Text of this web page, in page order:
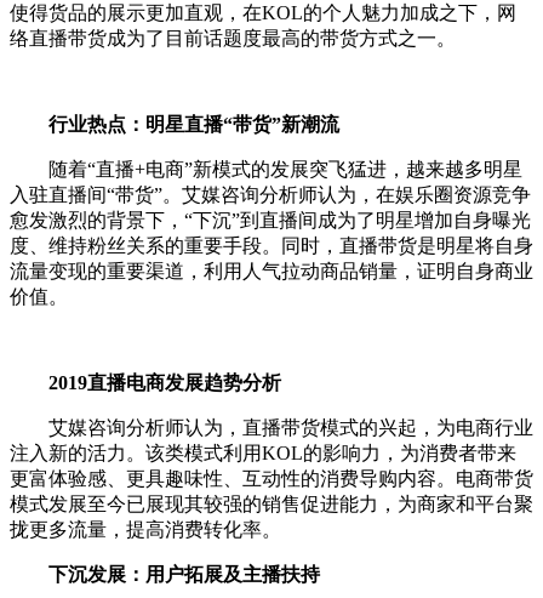
使得货品的展示更加直观，在KOL的个人魅力加成之下，网
络直播带货成为了目前话题度最高的带货方式之一。
行业热点：明星直播“带货”新潮流
随着“直播+电商”新模式的发展突飞猛进，越来越多明星
入驻直播间“带货”。艾媒咨询分析师认为，在娱乐圈资源竞争
愈发激烈的背景下，“下沉”到直播间成为了明星增加自身曝光
度、维持粉丝关系的重要手段。同时，直播带货是明星将自身
流量变现的重要渠道，利用人气拉动商品销量，证明自身商业
价值。
2019直播电商发展趋势分析
艾媒咨询分析师认为，直播带货模式的兴起，为电商行业
注入新的活力。该类模式利用KOL的影响力，为消费者带来
更富体验感、更具趣味性、互动性的消费导购内容。电商带货
模式发展至今已展现其较强的销售促进能力，为商家和平台聚
拢更多流量，提高消费转化率。
下沉发展：用户拓展及主播扶持